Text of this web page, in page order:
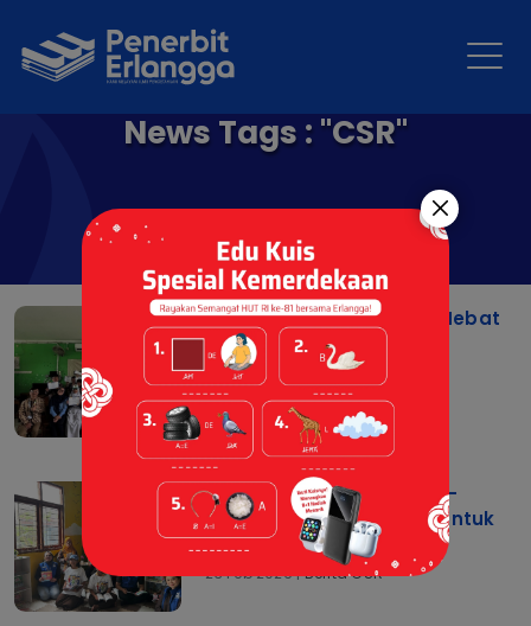
News Tags : "CSR"
Pelatihan Coding: Anak Hebat
Melek Coding
14 Apr 2026 | Berita CSR
CSR Solidaritas Erlangga-
Pengadaan Pojok Baca untuk
Negeri
23 Feb 2026 |Berita CSR